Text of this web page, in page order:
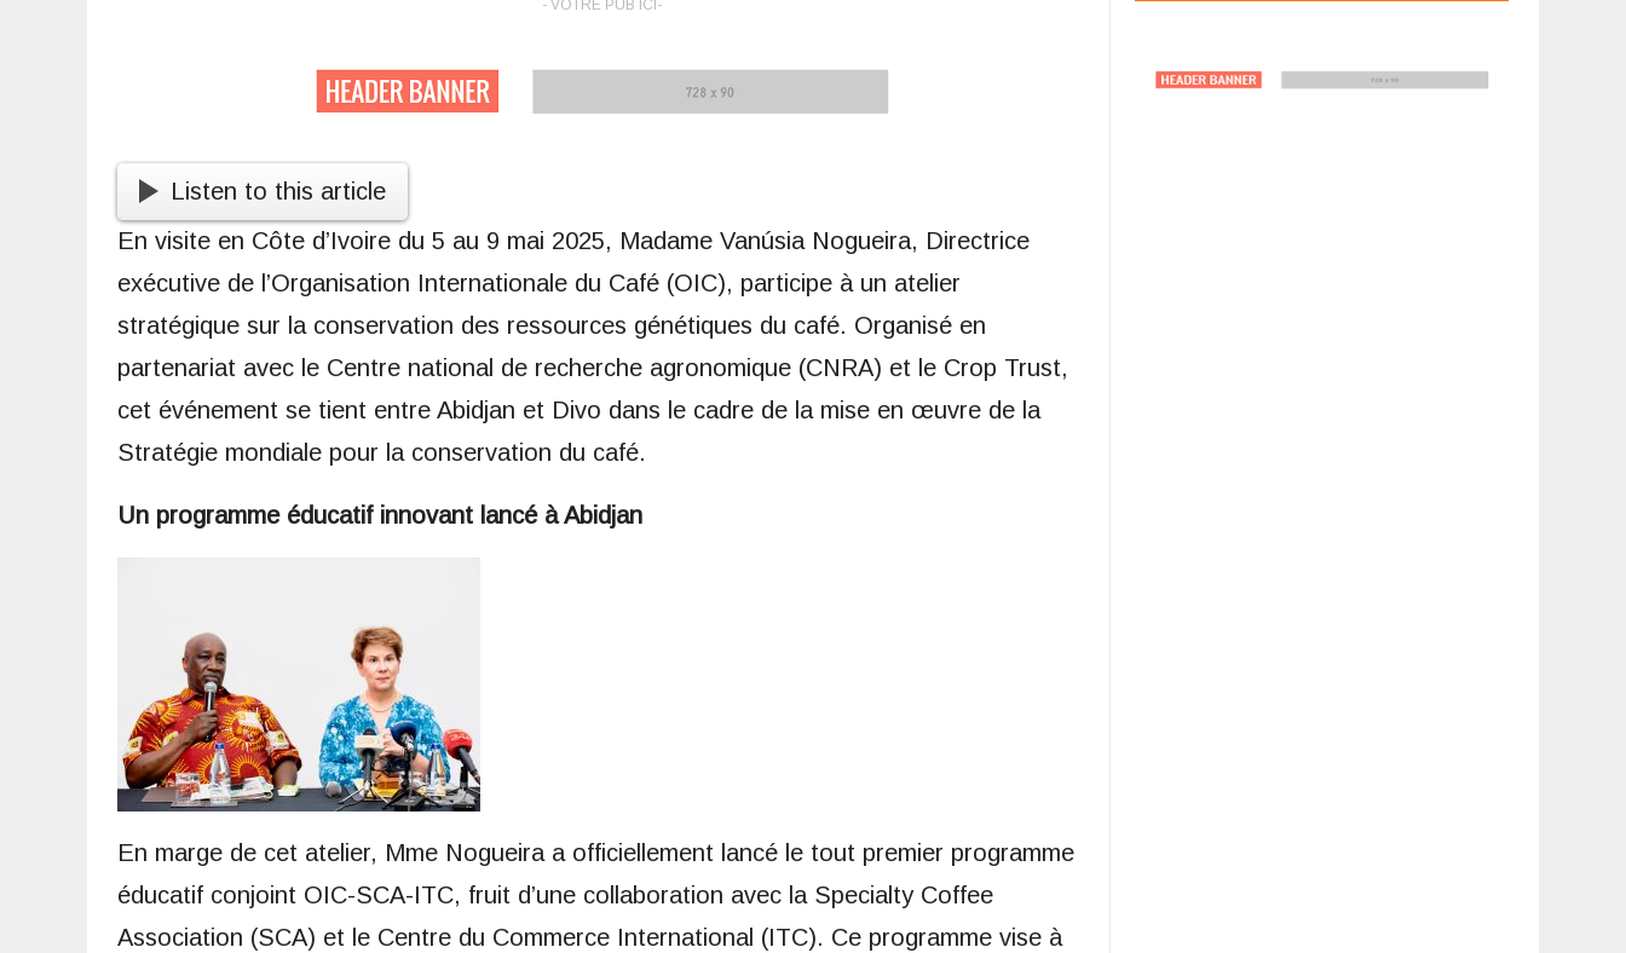
- VOTRE PUB ICI-
Listen to this article
En visite en Côte d’Ivoire du 5 au 9 mai 2025, Madame Vanúsia Nogueira, Directrice
exécutive de l’Organisation Internationale du Café (OIC), participe à un atelier
stratégique sur la conservation des ressources génétiques du café. Organisé en
partenariat avec le Centre national de recherche agronomique (CNRA) et le Crop Trust,
cet événement se tient entre Abidjan et Divo dans le cadre de la mise en œuvre de la
Stratégie mondiale pour la conservation du café.
Un programme éducatif innovant lancé à Abidjan
En marge de cet atelier, Mme Nogueira a officiellement lancé le tout premier programme
éducatif conjoint OIC-SCA-ITC, fruit d’une collaboration avec la Specialty Coffee
Association (SCA) et le Centre du Commerce International (ITC). Ce programme vise à